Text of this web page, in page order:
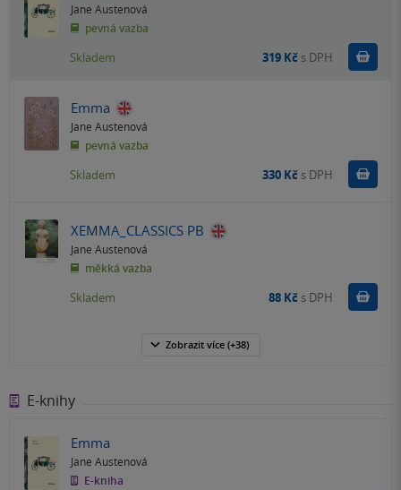
Jane Austenová
pevná vazba
Skladem 319 Kč s DPH
Emma
Jane Austenová
pevná vazba
Skladem 330 Kč s DPH
XEMMA_CLASSICS PB
Jane Austenová
měkká vazba
Skladem 88 Kč s DPH
Zobrazit více(+38)
E-knihy
Emma
Jane Austenová
E-kniha